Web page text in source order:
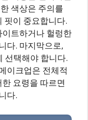
색상은 주의를
핏이 중요합니다.
트하거나 헐렁한
다. 마지막으로,
선택해야 합니다.
이크업은 전체적
요령을 따르면
다.